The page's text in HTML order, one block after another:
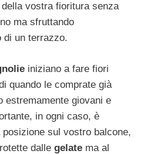
vostra fioritura senza
ma sfruttando
di un terrazzo.
iniziano a fare fiori
quando le comprate già
estremamente giovani e
in ogni caso, è
sul vostro balcone,
dalle gelate ma al